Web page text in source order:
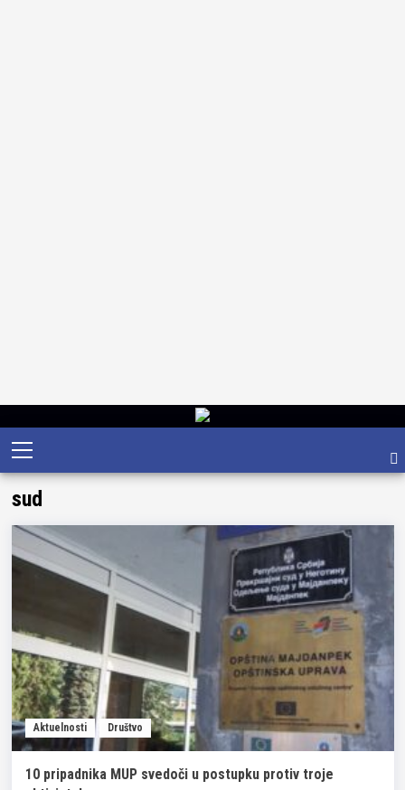
Skip
to
content
Primary
Menu
sud
Aktuelnosti Društvo
10 pripadnika MUP svedoči u postupku protiv troje